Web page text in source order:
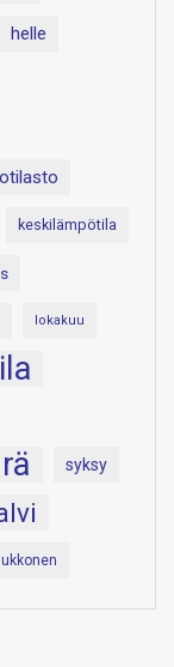
helle
keskilämpötila
lokakuu
syksy
ukkonen